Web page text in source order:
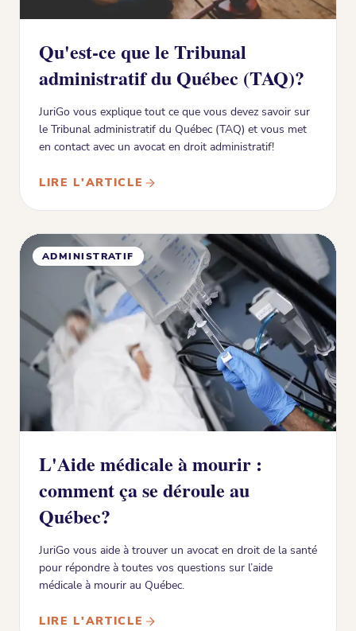
Qu'est-ce que le Tribunal
administratif du Québec (TAQ)?
JuriGo vous explique tout ce que vous devez savoir sur
le Tribunal administratif du Québec (TAQ) et vous met
en contact avec un avocat en droit administratif!
LIRE L'ARTICLE
ADMINISTRATIF
L'Aide médicale à mourir :
comment ça se déroule au
Québec?
JuriGo vous aide à trouver un avocat en droit de la santé
pour répondre à toutes vos questions sur l’aide
médicale à mourir au Québec.
LIRE L'ARTICLE